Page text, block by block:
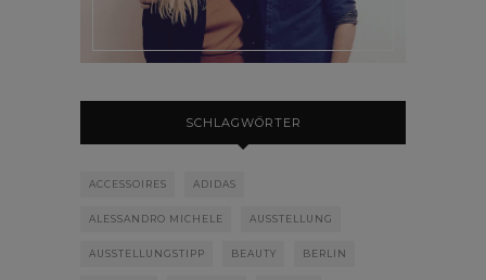
SCHLAGWÖRTER
ACCESSOIRES ADIDAS
ALESSANDRO MICHELE AUSSTELLUNG
AUSSTELLUNGSTIPP BEAUTY BERLIN